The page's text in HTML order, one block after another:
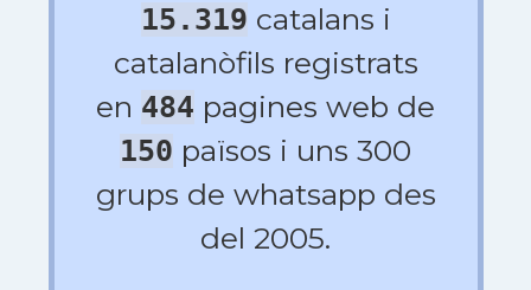
15.319 catalans i
catalanòfils registrats
en 484 pagines web de
150 països i uns 300
grups de whatsapp des
del 2005.